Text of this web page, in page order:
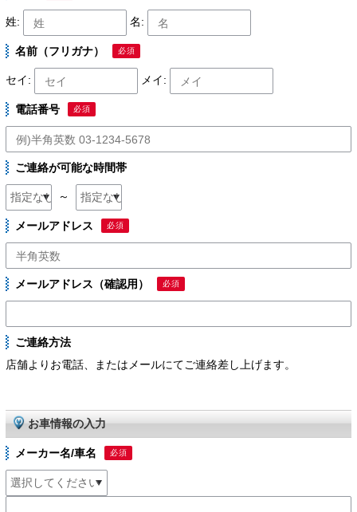
姓: 名:
名前（フリガナ） 必須
セイ: メイ:
電話番号 必須
ご連絡が可能な時間帯
～
メールアドレス 必須
メールアドレス（確認用） 必須
ご連絡方法
店舗よりお電話、またはメールにてご連絡差し上げます。
お車情報の入力
メーカー名/車名 必須